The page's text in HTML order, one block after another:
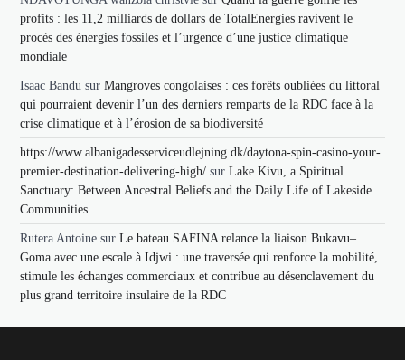
profits : les 11,2 milliards de dollars de TotalEnergies ravivent le
procès des énergies fossiles et l’urgence d’une justice climatique
mondiale
Isaac Bandu surMangroves congolaises : ces forêts oubliées du littoral
qui pourraient devenir l’un des derniers remparts de la RDC face à la
crise climatique et à l’érosion de sa biodiversité
https://www.albanigadesserviceudlejning.dk/daytona-spin-casino-your-
premier-destination-delivering-high/ surLake Kivu, a Spiritual
Sanctuary: Between Ancestral Beliefs and the Daily Life of Lakeside
Communities
Rutera Antoine surLe bateau SAFINA relance la liaison Bukavu–
Goma avec une escale à Idjwi : une traversée qui renforce la mobilité,
stimule les échanges commerciaux et contribue au désenclavement du
plus grand territoire insulaire de la RDC